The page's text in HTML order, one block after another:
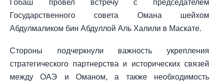
Гобаш провел встречу с председателем
Государственного совета Омана шейхом
Абдулмаликом бин Абдуллой Аль Халили в Маскате.
Стороны подчеркнули важность укрепления
стратегического партнерства и исторических связей
между ОАЭ и Оманом, а также необходимость